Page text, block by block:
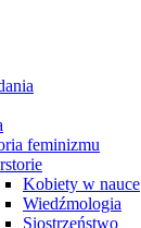
feminizmu
Kobiety w nauce
Wiedźmologia
Siostrzeństwo